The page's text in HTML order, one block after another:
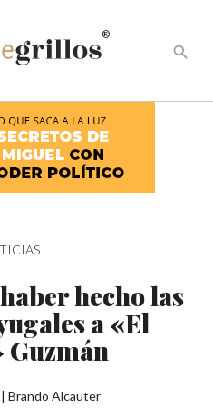
®
search
hecho las
a «El
Guzmán
| Brando Alcauter